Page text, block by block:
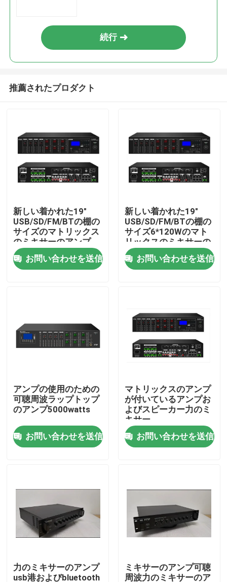
ビデオ
私達について
工場旅行
品質管理
ニュース
PAシステム アンプ
続行
推薦されたプロダクト
新しい着かれた19"
USB/SD/FM/BTの棚の
サイズのマトリックス
のミキサーのアンプ
お問い合わせを送信
新しい着かれた19"
USB/SD/FM/BTの棚の
サイズ6*120Wのマト
リックスのミキサーの
アンプ
お問い合わせを送信
アンプの使用のための
可聴周波ラップトップ
のアンプ5000watts
お問い合わせを送信
マトリックスのアンプ
が付いているアンプお
よびスピーカー力のミ
キサー
お問い合わせを送信
力のミキサーのアンプ
usb港およびbluetooth
ミキサーのアンプ可聴
周波力のミキサーのア